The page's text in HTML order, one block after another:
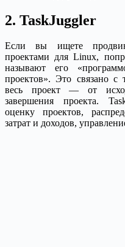
2. TaskJuggler
Если вы ищете
проектами для Linux,
называют его
проектов». Это связано с
весь проект — от
завершения проекта.
оценку проектов,
затрат и доходов,